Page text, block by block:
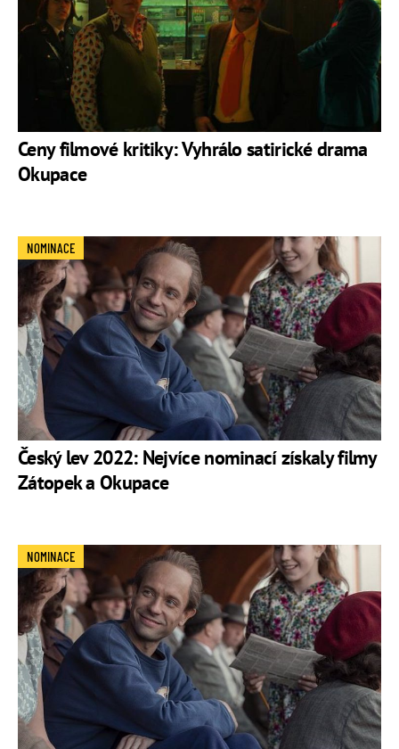
Ceny filmové kritiky: Vyhrálo satirické drama
Okupace
Český lev 2022: Nejvíce nominací získaly filmy
Zátopek a Okupace
NOMINACE
NOMINACE